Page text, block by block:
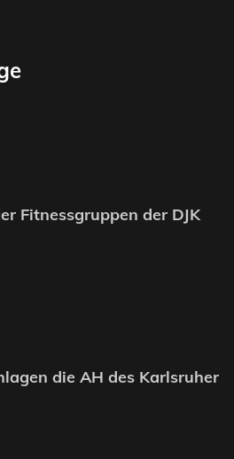
Fitnessgruppen der DJK
die AH des Karlsruher